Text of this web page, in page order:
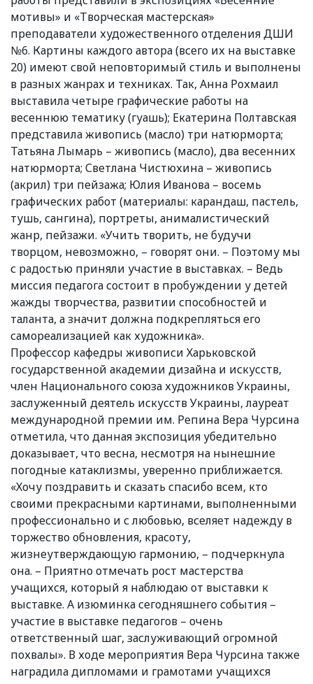
мотивы» и «Творческая мастерская»
преподаватели художественного отделения ДШИ
№6. Картины каждого автора (всего их на выставке
20) имеют свой неповторимый стиль и выполнены
в разных жанрах и техниках. Так, Анна Рохмаил
выставила четыре графические работы на
весеннюю тематику (гуашь); Екатерина Полтавская
представила живопись (масло) три натюрморта;
Татьяна Лымарь – живопись (масло), два весенних
натюрморта; Светлана Чистюхина – живопись
(акрил) три пейзажа; Юлия Иванова – восемь
графических работ (материалы: карандаш, пастель,
тушь, сангина), портреты, анималистический
жанр, пейзажи. «Учить творить, не будучи
творцом, невозможно, – говорят они. – Поэтому мы
с радостью приняли участие в выставках. – Ведь
миссия педагога состоит в пробуждении у детей
жажды творчества, развитии способностей и
таланта, а значит должна подкрепляться его
самореализацией как художника».
Профессор кафедры живописи Харьковской
государственной академии дизайна и искусств,
член Национального союза художников Украины,
заслуженный деятель искусств Украины, лауреат
международной премии им. Репина Вера Чурсина
отметила, что данная экспозиция убедительно
доказывает, что весна, несмотря на нынешние
погодные катаклизмы, уверенно приближается.
«Хочу поздравить и сказать спасибо всем, кто
своими прекрасными картинами, выполненными
профессионально и с любовью, вселяет надежду в
торжество обновления, красоту,
жизнеутверждающую гармонию, – подчеркнула
она. – Приятно отмечать рост мастерства
учащихся, который я наблюдаю от выставки к
выставке. А изюминка сегодняшнего события –
участие в выставке педагогов – очень
ответственный шаг, заслуживающий огромной
похвалы». В ходе мероприятия Вера Чурсина также
наградила дипломами и грамотами учащихся